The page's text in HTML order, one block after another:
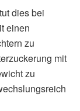
dies bei
einen
zu
mit
zu